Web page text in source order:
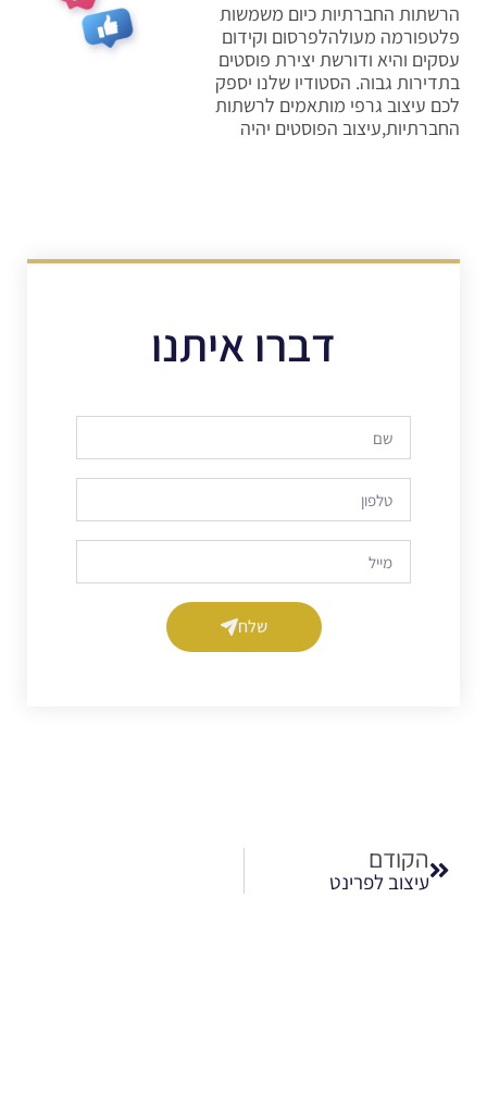
הרשתות החברתיות כיום משמשות
פלטפורמה מעולהלפרסום וקידום
עסקים והיא ודורשת יצירת פוסטים
בתדירות גבוה. הסטודיו שלנו יספק
לכם עיצוב גרפי מותאמים לרשתות
החברתיות,עיצוב הפוסטים יהיה
דברו איתנו
שלח
הקודם
עיצוב לפרינט